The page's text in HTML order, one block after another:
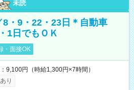
未読
8・9・22・23日＊自動車
1日でもＯＫ
・面接OK
9,100円（時給1,300円×7時間）
り